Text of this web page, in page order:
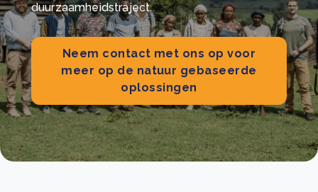
duurzaamheidstraject.
Neem contact met ons op voor
meer op de natuur gebaseerde
oplossingen